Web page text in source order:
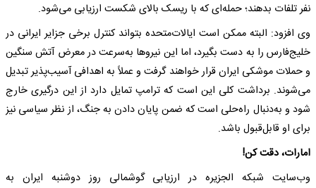
نفر تلفات بدهند؛ حمله‌ای که با ریسک بالای شکست ارزیابی می‌شود.
وی افزود: البته ممکن است ایالات‌متحده بتواند کنترل برخی جزایر ایرانی در
خلیج‌فارس را به دست بگیرد، اما این نیروها به‌سرعت در معرض آتش سنگین
و حملات موشکی ایران قرار خواهند گرفت و عملاً به اهدافی آسیب‌پذیر تبدیل
می‌شوند. برداشت کلی این است که ترامپ تمایل دارد از این درگیری خارج
شود و به‌دنبال راه‌حلی است که ضمن پایان دادن به جنگ، از نظر سیاسی نیز
برای او قابل‌قبول باشد.
امارات، دقت کن!
وب‌سایت شبکه الجزیره در ارزیابی گوشمالی روز دوشنبه ایران به